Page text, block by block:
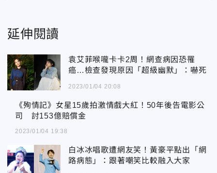
延伸閱讀
袁艾菲喉嚨卡卡2周！網查病因恐罹
癌…檢查發現原因「超級幽默」：嚇死
2023/01/04 20:08
《殉情記》女星15歲拍激情戲大紅！50年後告電影公
司 討153億賠償金
2023/01/04 19:38
白冰冰唱歌遭網友笑！黃豪平點出「網
路病態」：跟著嘲笑比較融入大家